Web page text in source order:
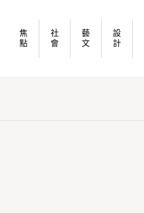
焦
點
社
會
藝
文
設
計